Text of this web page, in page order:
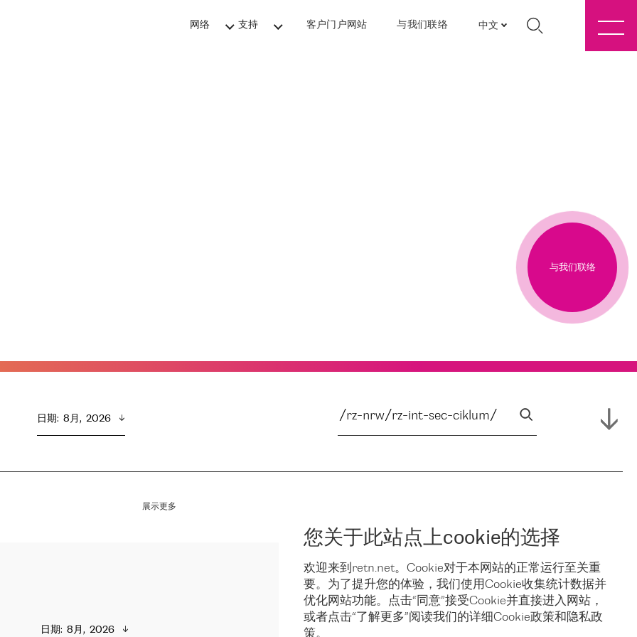
网络 支持 客户门户网站 与我们联络 中文
您关于此站点上cookie的选择
欢迎来到retn.net。Cookie对于本网站的正常运行至关重
要。为了提升您的体验，我们使用Cookie收集统计数据并
优化网站功能。点击“同意”接受Cookie并直接进入网站，
或者点击“了解更多”阅读我们的详细Cookie政策和隐私政
策。
与我们联络
日期: 8月,  2026
展示更多
日期: 8月,  2026